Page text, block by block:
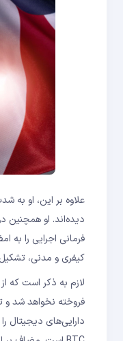
علاوه بر این، او
دیده‌اند. او همچنین
کیفری و مدنی،
فروخته نخواهد شد و
دارایی‌های دیجیتال